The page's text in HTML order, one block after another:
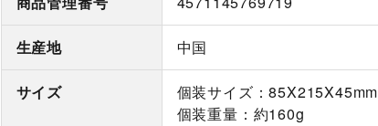
生産地 中国
サイズ
個装サイズ：85X215X45mm
個装重量：約160g